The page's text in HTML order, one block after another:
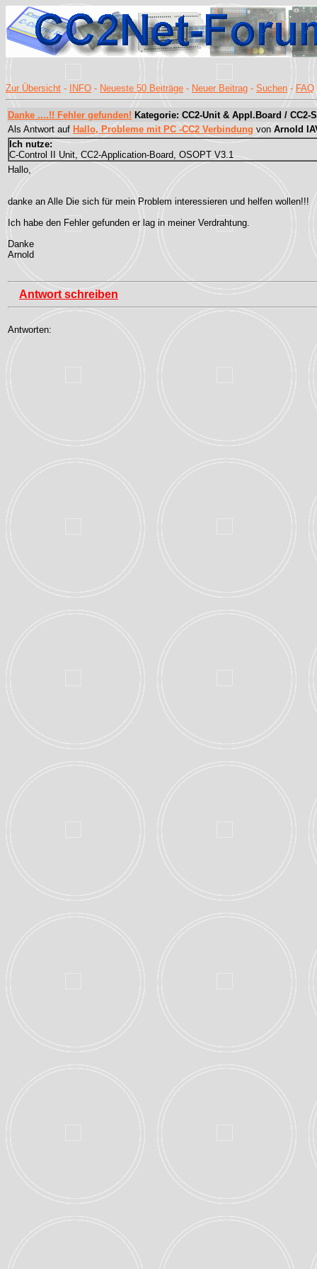
Zur Übersicht - INFO - Neueste 50 Beiträge - Neuer Beitrag - Suchen - FAQ
Danke ....!! Fehler gefunden! Kategorie: CC2-Unit & Appl.Board / CC2-
Als Antwort auf Hallo, Probleme mit PC -CC2 Verbindung von Arnold
Ich nutze:
C-Control II Unit, CC2-Application-Board, OSOPT V3.1
Hallo,
danke an Alle Die sich für mein Problem interessieren und helfen wollen!!!
Ich habe den Fehler gefunden er lag in meiner Verdrahtung.
Danke
Arnold
Antwort schreiben
Antworten: